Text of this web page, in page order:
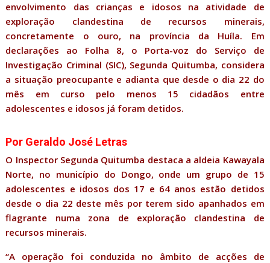
envolvimento das crianças e idosos na atividade de
exploração clandestina de recursos minerais,
concretamente o ouro, na província da Huíla. Em
declarações ao Folha 8, o Porta-voz do Serviço de
Investigação Criminal (SIC), Segunda Quitumba, considera
a situação preocupante e adianta que desde o dia 22 do
mês em curso pelo menos 15 cidadãos entre
adolescentes e idosos já foram detidos.
Por Geraldo José Letras
O Inspector Segunda Quitumba destaca a aldeia Kawayala
Norte, no município do Dongo, onde um grupo de 15
adolescentes e idosos dos 17 e 64 anos estão detidos
desde o dia 22 deste mês por terem sido apanhados em
flagrante numa zona de exploração clandestina de
recursos minerais.
“A operação foi conduzida no âmbito de acções de